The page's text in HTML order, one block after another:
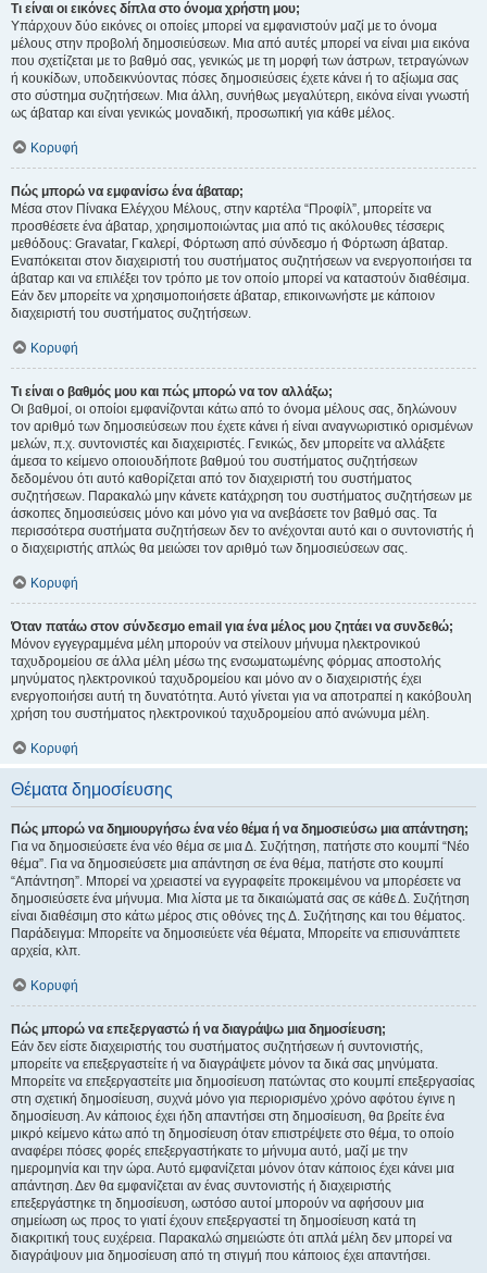
Τι είναι οι εικόνες δίπλα στο όνομα χρήστη μου;
Υπάρχουν δύο εικόνες οι οποίες μπορεί να εμφανιστούν μαζί με το όνομα
μέλους στην προβολή δημοσιεύσεων. Μια από αυτές μπορεί να είναι μια εικόνα
που σχετίζεται με το βαθμό σας, γενικώς με τη μορφή των άστρων, τετραγώνων
ή κουκίδων, υποδεικνύοντας πόσες δημοσιεύσεις έχετε κάνει ή το αξίωμα σας
στο σύστημα συζητήσεων. Μια άλλη, συνήθως μεγαλύτερη, εικόνα είναι γνωστή
ως άβαταρ και είναι γενικώς μοναδική, προσωπική για κάθε μέλος.
Κορυφή
Πώς μπορώ να εμφανίσω ένα άβαταρ;
Μέσα στον Πίνακα Ελέγχου Μέλους, στην καρτέλα “Προφίλ”, μπορείτε να
προσθέσετε ένα άβαταρ, χρησιμοποιώντας μια από τις ακόλουθες τέσσερις
μεθόδους: Gravatar, Γκαλερί, Φόρτωση από σύνδεσμο ή Φόρτωση άβαταρ.
Εναπόκειται στον διαχειριστή του συστήματος συζητήσεων να ενεργοποιήσει τα
άβαταρ και να επιλέξει τον τρόπο με τον οποίο μπορεί να καταστούν διαθέσιμα.
Εάν δεν μπορείτε να χρησιμοποιήσετε άβαταρ, επικοινωνήστε με κάποιον
διαχειριστή του συστήματος συζητήσεων.
Κορυφή
Τι είναι ο βαθμός μου και πώς μπορώ να τον αλλάξω;
Οι βαθμοί, οι οποίοι εμφανίζονται κάτω από το όνομα μέλους σας, δηλώνουν
τον αριθμό των δημοσιεύσεων που έχετε κάνει ή είναι αναγνωριστικό ορισμένων
μελών, π.χ. συντονιστές και διαχειριστές. Γενικώς, δεν μπορείτε να αλλάξετε
άμεσα το κείμενο οποιουδήποτε βαθμού του συστήματος συζητήσεων
δεδομένου ότι αυτό καθορίζεται από τον διαχειριστή του συστήματος
συζητήσεων. Παρακαλώ μην κάνετε κατάχρηση του συστήματος συζητήσεων με
άσκοπες δημοσιεύσεις μόνο και μόνο για να ανεβάσετε τον βαθμό σας. Τα
περισσότερα συστήματα συζητήσεων δεν το ανέχονται αυτό και ο συντονιστής ή
ο διαχειριστής απλώς θα μειώσει τον αριθμό των δημοσιεύσεων σας.
Κορυφή
Όταν πατάω στον σύνδεσμο email για ένα μέλος μου ζητάει να συνδεθώ;
Μόνον εγγεγραμμένα μέλη μπορούν να στείλουν μήνυμα ηλεκτρονικού
ταχυδρομείου σε άλλα μέλη μέσω της ενσωματωμένης φόρμας αποστολής
μηνύματος ηλεκτρονικού ταχυδρομείου και μόνο αν ο διαχειριστής έχει
ενεργοποιήσει αυτή τη δυνατότητα. Αυτό γίνεται για να αποτραπεί η κακόβουλη
χρήση του συστήματος ηλεκτρονικού ταχυδρομείου από ανώνυμα μέλη.
Κορυφή
Θέματα δημοσίευσης
Πώς μπορώ να δημιουργήσω ένα νέο θέμα ή να δημοσιεύσω μια απάντηση;
Για να δημοσιεύσετε ένα νέο θέμα σε μια Δ. Συζήτηση, πατήστε στο κουμπί “Νέο
θέμα”. Για να δημοσιεύσετε μια απάντηση σε ένα θέμα, πατήστε στο κουμπί
“Απάντηση”. Μπορεί να χρειαστεί να εγγραφείτε προκειμένου να μπορέσετε να
δημοσιεύσετε ένα μήνυμα. Μια λίστα με τα δικαιώματά σας σε κάθε Δ. Συζήτηση
είναι διαθέσιμη στο κάτω μέρος στις οθόνες της Δ. Συζήτησης και του θέματος.
Παράδειγμα: Μπορείτε να δημοσιεύετε νέα θέματα, Μπορείτε να επισυνάπτετε
αρχεία, κλπ.
Κορυφή
Πώς μπορώ να επεξεργαστώ ή να διαγράψω μια δημοσίευση;
Εάν δεν είστε διαχειριστής του συστήματος συζητήσεων ή συντονιστής,
μπορείτε να επεξεργαστείτε ή να διαγράψετε μόνον τα δικά σας μηνύματα.
Μπορείτε να επεξεργαστείτε μια δημοσίευση πατώντας στο κουμπί επεξεργασίας
στη σχετική δημοσίευση, συχνά μόνο για περιορισμένο χρόνο αφότου έγινε η
δημοσίευση. Αν κάποιος έχει ήδη απαντήσει στη δημοσίευση, θα βρείτε ένα
μικρό κείμενο κάτω από τη δημοσίευση όταν επιστρέψετε στο θέμα, το οποίο
αναφέρει πόσες φορές επεξεργαστήκατε το μήνυμα αυτό, μαζί με την
ημερομηνία και την ώρα. Αυτό εμφανίζεται μόνον όταν κάποιος έχει κάνει μια
απάντηση. Δεν θα εμφανίζεται αν ένας συντονιστής ή διαχειριστής
επεξεργάστηκε τη δημοσίευση, ωστόσο αυτοί μπορούν να αφήσουν μια
σημείωση ως προς το γιατί έχουν επεξεργαστεί τη δημοσίευση κατά τη
διακριτική τους ευχέρεια. Παρακαλώ σημειώστε ότι απλά μέλη δεν μπορεί να
διαγράψουν μια δημοσίευση από τη στιγμή που κάποιος έχει απαντήσει.